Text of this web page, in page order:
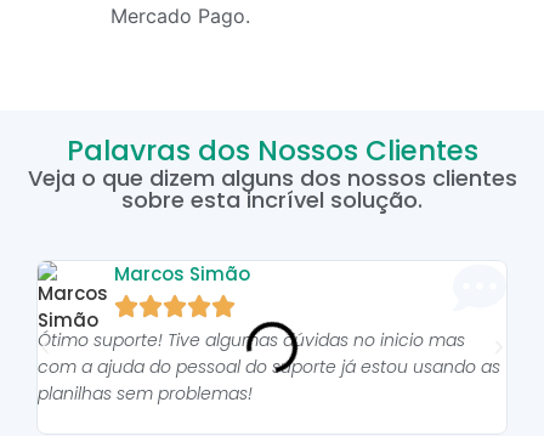
Mercado Pago.
Palavras dos Nossos Clientes
Veja o que dizem alguns dos nossos clientes
sobre esta incrível solução.
Marcos Simão

Ótimo suporte! Tive algumas dúvidas no inicio mas
com a ajuda do pessoal do suporte já estou usando as
planilhas sem problemas!